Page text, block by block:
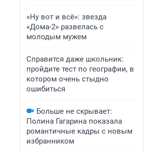
«Ну вот и всё»: звезда
«Дома-2» развелась с
молодым мужем
Справится даже школьник:
пройдите тест по географии, в
котором очень стыдно
ошибиться
Больше не скрывает:
Полина Гагарина показала
романтичные кадры с новым
избранником